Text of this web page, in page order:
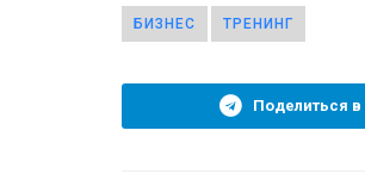
БИЗНЕС ТРЕНИНГ
Поделиться в